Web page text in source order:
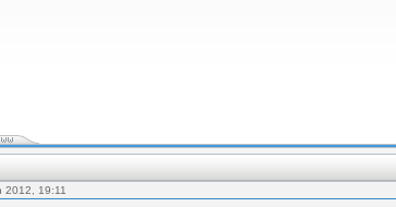
2012, 19:11